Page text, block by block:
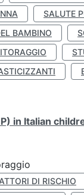
SALUTE
BAMBINO
in Italian
DI RISCHIO